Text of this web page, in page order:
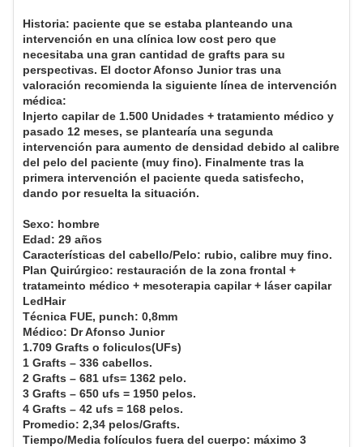
Historia: paciente que se estaba planteando una
intervención en una clínica low cost pero que
necesitaba una gran cantidad de grafts para su
perspectivas. El doctor Afonso Junior tras una
valoración recomienda la siguiente línea de intervención
médica:
Injerto capilar de 1.500 Unidades + tratamiento médico y
pasado 12 meses, se plantearía una segunda
intervención para aumento de densidad debido al calibre
del pelo del paciente (muy fino). Finalmente tras la
primera intervención el paciente queda satisfecho,
dando por resuelta la situación.
Sexo: hombre
Edad: 29 años
Características del cabello/Pelo: rubio, calibre muy fino.
Plan Quirúrgico: restauración de la zona frontal +
tratameinto médico + mesoterapia capilar + láser capilar
LedHair
Técnica FUE, punch: 0,8mm
Médico: Dr Afonso Junior
1.709 Grafts o foliculos(UFs)
1 Grafts – 336 cabellos.
2 Grafts – 681 ufs= 1362 pelo.
3 Grafts – 650 ufs = 1950 pelos.
4 Grafts – 42 ufs = 168 pelos.
Promedio: 2,34 pelos/Grafts.
Tiempo/Media folículos fuera del cuerpo: máximo 3